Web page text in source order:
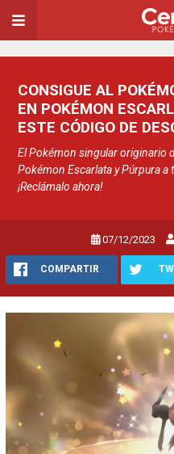
CONSIGUE AL
EN POKÉMON
ESTE CÓDIGO DE
El Pokémon singular originario
Pokémon Escarlata y Púrpura a
¡Reclámalo ahora!
07/12/2023
COMPARTIR